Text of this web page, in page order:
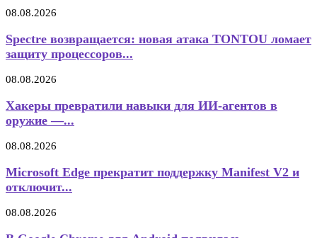
08.08.2026
Spectre возвращается: новая атака TONTOU ломает
защиту процессоров...
08.08.2026
Хакеры превратили навыки для ИИ-агентов в
оружие —...
08.08.2026
Microsoft Edge прекратит поддержку Manifest V2 и
отключит...
08.08.2026